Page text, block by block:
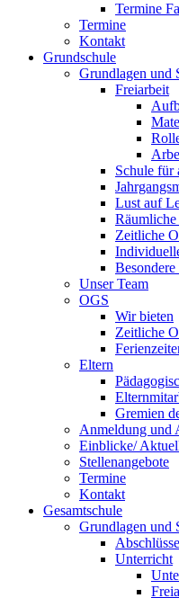
Termine
Termine
Kontakt
Grundschule
Grundlagen und
Freiarbeit
Schule für
Lust auf
Zeitliche
Unser Team
OGS
Wir bieten
Zeitliche
Eltern
Gremien
Anmeldung und
Einblicke/
Stellenangebote
Termine
Kontakt
Gesamtschule
Grundlagen und
Abschlüsse
Unterricht